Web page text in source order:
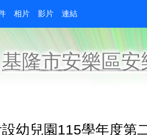
相片 影片 連結
基隆市安樂區
幼兒園115學年度第